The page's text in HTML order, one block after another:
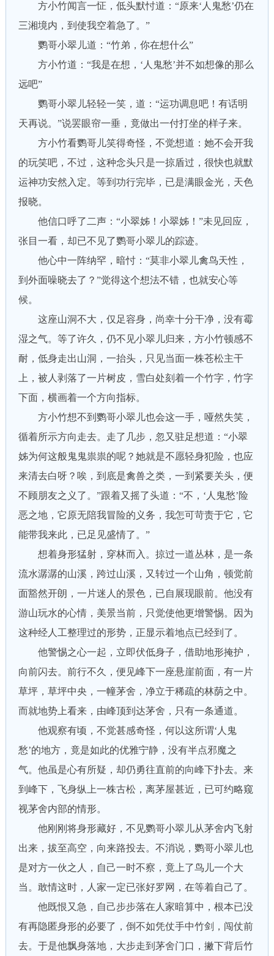
方小竹闻言一怔，低头默忖道：“原来‘人鬼愁’仍在
三湘境内，到使我空着急了。”
鹦哥小翠儿道：“竹弟，你在想什么”
方小竹道：“我是在想，‘人鬼愁’并不如想像的那么
远吧”
鹦哥小翠儿轻轻一笑，道：“运功调息吧！有话明
天再说。”说罢眼帘一垂，竟做出一付打坐的样子来。
方小竹看鹦哥儿笑得奇怪，不觉想道：她不会开我
的玩笑吧，不过，这种念头只是一掠盾过，很快也就默
运神功安然入定。等到功行完毕，已是满眼金光，天色
报晓。
他信口呼了二声：“小翠姊！小翠姊！”未见回应，
张目一看，却已不见了鹦哥小翠儿的踪迹。
他心中一阵纳罕，暗忖：“莫非小翠儿禽鸟天性，
到外面噪晓去了？”觉得这个想法不错，也就安心等
候。
这座山洞不大，仅足容身，尚幸十分干净，没有霉
湿之气。等了许久，仍不见小翠儿归来，方小竹顿感不
耐，低身走出山洞，一抬头，只见当面一株苍松主干
上，被人剥落了一片树皮，雪白处刻着一个竹字，竹字
下面，横画着一个方向指标。
方小竹想不到鹦哥小翠儿也会这一手，哑然失笑，
循着所示方向走去。走了几步，忽又驻足想道：“小翠
姊为何这般鬼鬼祟祟的呢？她就是不愿轻身犯险，也应
来清去白呀？唉，到底是禽兽之类，一到紧要关头，便
不顾朋友之义了。”跟着又摇了头道：“不，‘人鬼愁’险
恶之地，它原无陪我冒险的义务，我怎可苛责于它，它
能带我来此，已足见盛情了。”
想着身形猛射，穿林而入。掠过一道丛林，是一条
流水潺潺的山溪，跨过山溪，又转过一个山角，顿觉前
面豁然开朗，一片迷人的景色，已自展现眼前。他没有
游山玩水的心情，美景当前，只觉使他更增警惕。因为
这种经人工整理过的形势，正显示着地点已经到了。
他警惕之心一起，立即伏低身子，借助地形掩护，
向前闪去。前行不久，便见峰下一座悬崖前面，有一片
草坪，草坪中央，一幢茅舍，净立于稀疏的林荫之中。
而就地势上看来，由峰顶到达茅舍，只有一条通道。
他观察有顷，不觉甚感奇怪，何以这所谓‘人鬼
愁’的地方，竟是如此的优雅宁静，没有半点邪魔之
气。他虽是心有所疑，却仍勇往直前的向峰下扑去。来
到峰下，飞身纵上一株古松，离茅屋甚近，已可约略窥
视茅舍内部的情形。
他刚刚将身形藏好，不见鹦哥小翠儿从茅舍内飞射
出来，拔至高空，向来路投去。不消说，鹦哥小翠儿也
是对方一伙之人，自己一时不察，竟上了鸟儿一个大
当。敢情这时，人家一定已张好罗网，在等着自己了。
他既恨又急，自己步步落在人家暗算中，根本已没
有再隐匿身形的必要了，倒不如凭仗手中竹剑，闯仗前
去。于是他飘身落地，大步走到茅舍门口，撇下背后竹